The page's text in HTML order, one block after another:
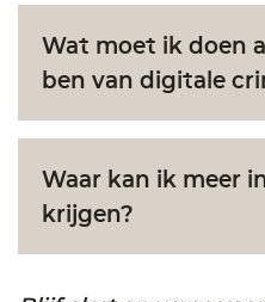
Wat moet ik doen
ben van digitale
Waar kan ik meer
krijgen?